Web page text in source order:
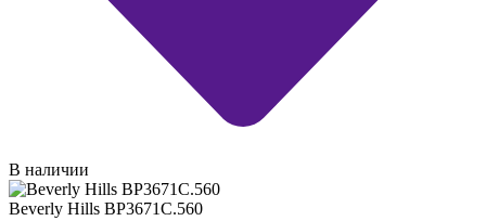
В наличии
Beverly Hills BP3671C.560